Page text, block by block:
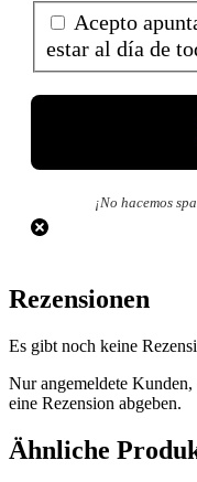
Acepto
estar al día de
¡No hacemos
Rezensionen
Es gibt noch keine
Nur angemeldete
eine Rezension abgeben.
Ähnliche